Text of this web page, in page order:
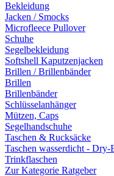
Bekleidung
Jacken / Smocks
Microfleece Pullover
Schuhe
Segelbekleidung
Softshell Kaputzenjacken
Brillen / Brillenbänder
Brillen
Brillenbänder
Schlüsselanhänger
Mützen, Caps
Segelhandschuhe
Taschen & Rucksäcke
Taschen wasserdicht - Dry-
Trinkflaschen
Zur Kategorie Ratgeber